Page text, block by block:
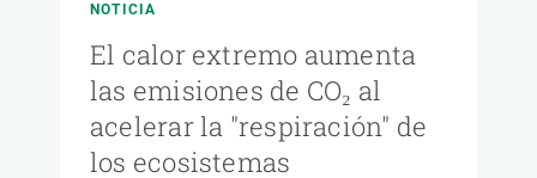
NOTICIA
El calor extremo aumenta
las emisiones de CO₂ al
acelerar la "respiración" de
los ecosistemas